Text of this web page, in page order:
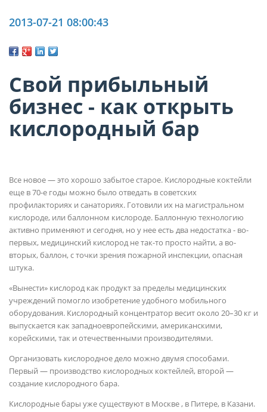
2013-07-21 08:00:43
Свой прибыльный
бизнес - как открыть
кислородный бар
Все новое — это хорошо забытое старое. Кислородные коктейли
еще в 70-е годы можно было отведать в советских
профилакториях и санаториях. Готовили их на магистральном
кислороде, или баллонном кислороде. Баллонную технологию
активно применяют и сегодня, но у нее есть два недостатка - во-
первых, медицинский кислород не так-то просто найти, а во-
вторых, баллон, с точки зрения пожарной инспекции, опасная
штука.
«Вынести» кислород как продукт за пределы медицинских
учреждений помогло изобретение удобного мобильного
оборудования. Кислородный концентратор весит около 20–30 кг и
выпускается как западноевропейскими, американскими,
корейскими, так и отечественными производителями.
Организовать кислородное дело можно двумя способами.
Первый — производство кислородных коктейлей, второй —
создание кислородного бара.
Кислородные бары уже существуют в Москве , в Питере, в Казани.